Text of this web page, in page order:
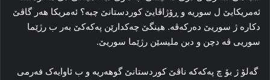
ئەمریكایێ ل سوریه‌ و ڕۆژاڤایێ کوردستانێ چبه‌؟ ئەمریكا هه‌ر گاڤێ
دکاره‌ ژ سوریێ‌ ده‌رکه‌ڤه‌. هینگێ چه‌کدارێن پەكەكێ به‌ر ب رژێما
سوریی ‌ڤه‌ دچن و دبن ملیسێن رژێما سوریێ‌.
گه‌لۆ ژ بۆ چ پەكەكە ناڤێ کوردستانێ گوهه‌ریه‌ و ب ئاوایه‌ک فه‌رمی